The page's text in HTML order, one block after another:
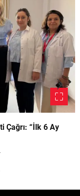
Çağrı: “İlk 6 Ay